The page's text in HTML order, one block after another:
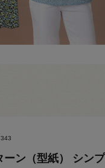
ーン（型紙） シン